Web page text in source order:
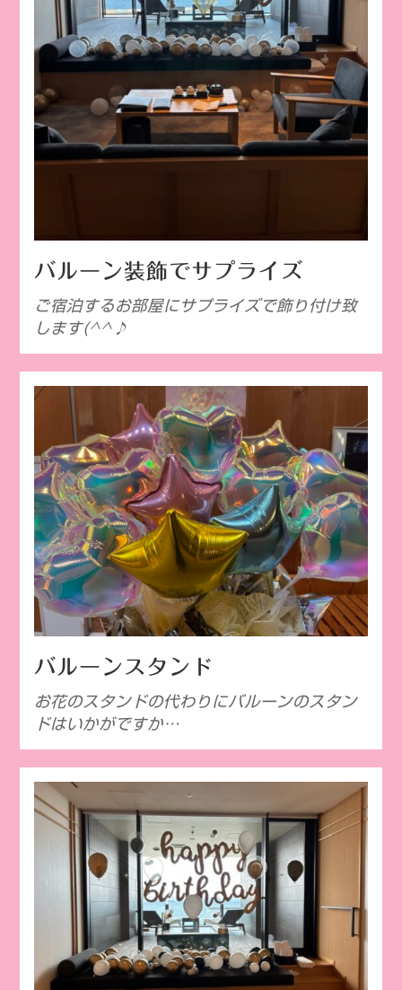
バルーン装飾でサプライズ
ご宿泊するお部屋にサプライズで飾り付け致
します(^^♪
バルーンスタンド
お花のスタンドの代わりにバルーンのスタン
ドはいかがですか…